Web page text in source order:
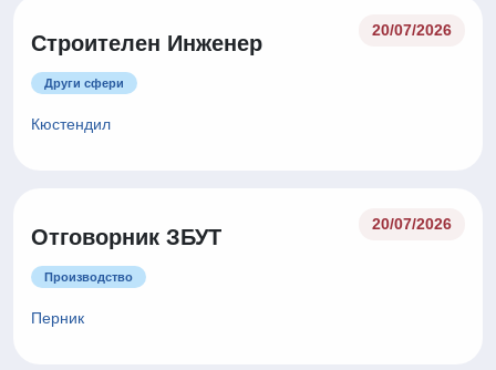
Строителен Инженер
20/07/2026
Други сфери
Кюстендил
Отговорник ЗБУТ
20/07/2026
Производство
Перник